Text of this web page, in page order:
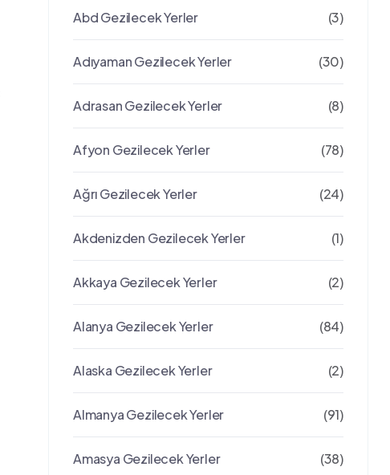
Abd Gezilecek Yerler (3)
Adıyaman Gezilecek Yerler (30)
Adrasan Gezilecek Yerler (8)
Afyon Gezilecek Yerler (78)
Ağrı Gezilecek Yerler (24)
Akdenizden Gezilecek Yerler (1)
Akkaya Gezilecek Yerler (2)
Alanya Gezilecek Yerler (84)
Alaska Gezilecek Yerler (2)
Almanya Gezilecek Yerler (91)
Amasya Gezilecek Yerler (38)